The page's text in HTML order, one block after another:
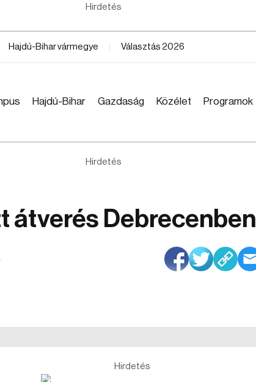
Hirdetés
Hajdú-Bihar vármegye Választás 2026
Hajdú-Bihar Gazdaság Közélet Programok
Hirdetés
átverés Debrecenben
Hirdetés